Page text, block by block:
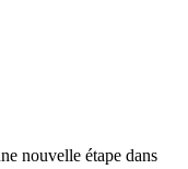
nouvelle étape dans